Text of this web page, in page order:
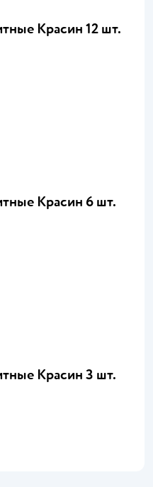
Красин 12 шт.
Красин 6 шт.
Красин 3 шт.